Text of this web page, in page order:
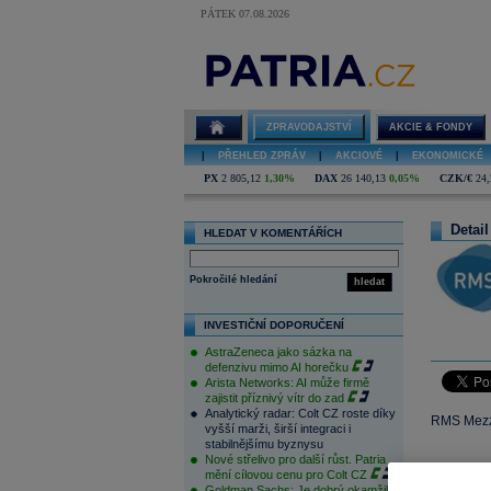
PÁTEK 07.08.2026
ZPRAVODAJSTVÍ AKCIE & FONDY
PŘEHLED ZPRÁV AKCIOVÉ EKONOMICKÉ
PX 2 805,12 1,30% DAX 26 140,13 0,05% CZK/€
HLEDAT V KOMENTÁŘÍCH
hledat
Pokročilé hledání
INVESTIČNÍ DOPORUČENÍ
AstraZeneca jako sázka na
defenzivu mimo AI horečku
Arista Networks: AI může firmě
zajistit příznivý vítr do zad
Analytický radar: Colt CZ roste díky
vyšší marži, širší integraci i
stabilnějšímu byznysu
Nové střelivo pro další růst. Patria
mění cílovou cenu pro Colt CZ
RMS